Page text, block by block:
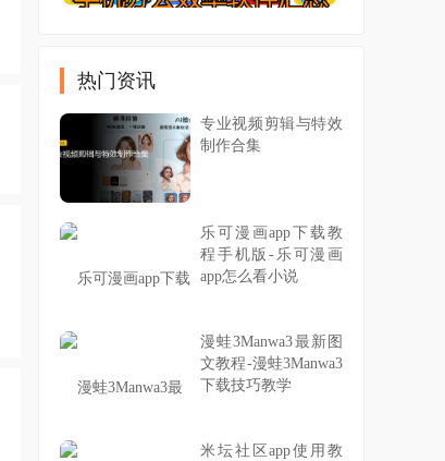
热门资讯
专业视频剪辑与特效
制作合集
乐可漫画app下载教
程手机版-乐可漫画
app怎么看小说
漫蛙3Manwa3最新图
文教程-漫蛙3Manwa3
下载技巧教学
米坛社区app使用教